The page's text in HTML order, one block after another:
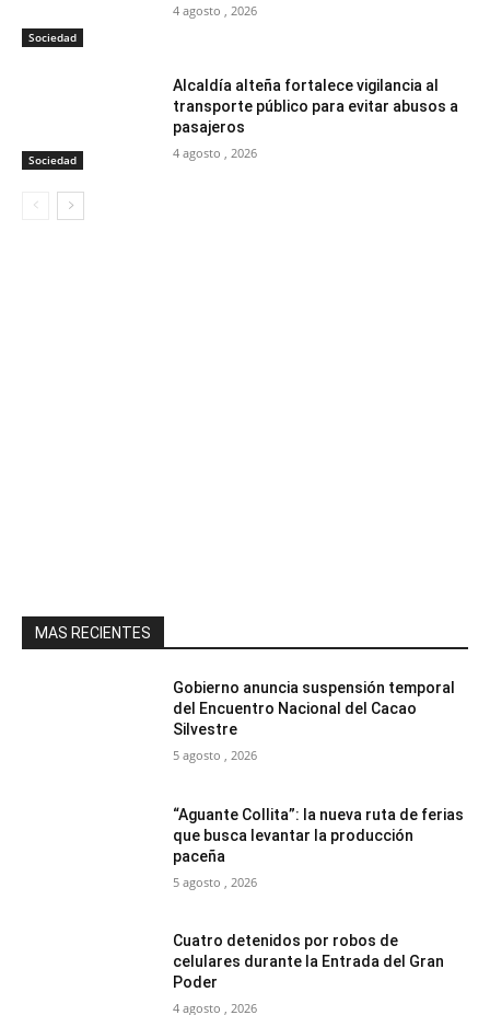
Sociedad
4 agosto , 2026
Sociedad
Alcaldía alteña fortalece vigilancia al
transporte público para evitar abusos a
pasajeros
4 agosto , 2026
MAS RECIENTES
Gobierno anuncia suspensión temporal
del Encuentro Nacional del Cacao
Silvestre
5 agosto , 2026
“Aguante Collita”: la nueva ruta de ferias
que busca levantar la producción
paceña
5 agosto , 2026
Cuatro detenidos por robos de
celulares durante la Entrada del Gran
Poder
4 agosto , 2026